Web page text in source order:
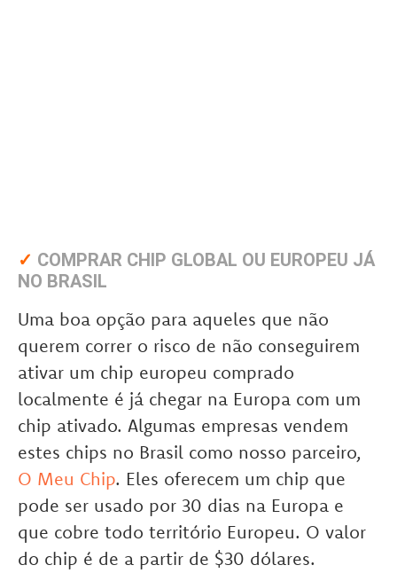
✓ COMPRAR CHIP GLOBAL OU EUROPEU JÁ
NO BRASIL
Uma boa opção para aqueles que não
querem correr o risco de não conseguirem
ativar um chip europeu comprado
localmente é já chegar na Europa com um
chip ativado. Algumas empresas vendem
estes chips no Brasil como nosso parceiro,
O Meu Chip. Eles oferecem um chip que
pode ser usado por 30 dias na Europa e
que cobre todo território Europeu. O valor
do chip é de a partir de $30 dólares.